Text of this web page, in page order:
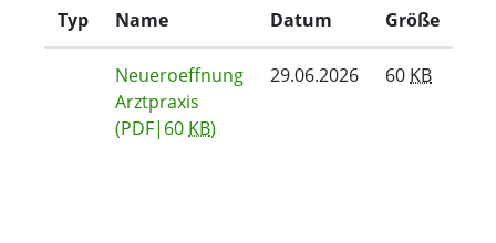
Typ Name Datum Größe
Neueroeffnung
Arztpraxis
(PDF|60KB)
29.06.2026 60KB